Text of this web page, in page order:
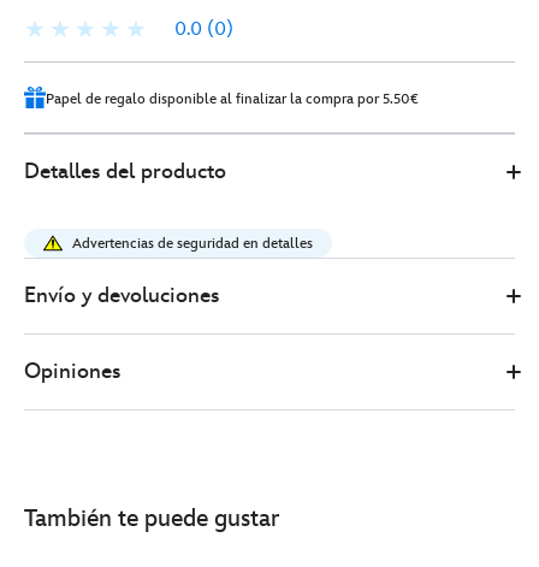
0.0 (0)
Papel de regalo disponible al finalizar la compra por 5.50€
Store
39.00
mantita-
pato-
babies-
17%C2%A0cm-
Detalles del producto
Advertencias de seguridad en detalles
Envío y devoluciones
Opiniones
También te puede gustar